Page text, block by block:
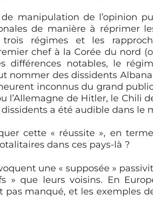
manipulation de l’opinion
de manière à réprimer
trois régimes et les
chef à la Corée du nord
différences notables, le
nommer des dissidents
inconnus du grand
l’Allemagne de Hitler, le Chili
a été audible dans le
cette « réussite », en
dans ces pays-là ?
une « supposée »
» que leurs voisins. En
pas manqué, et les exemples